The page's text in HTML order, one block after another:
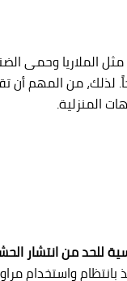
الملاريا وحمى
لذلك، من المهم
المنزلية.
للحد من انتشار
بانتظام واستخدام